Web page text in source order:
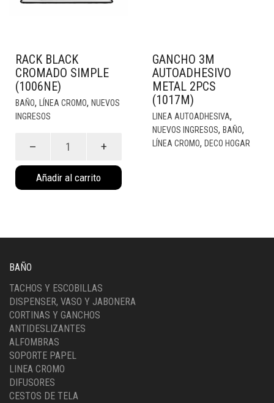
RACK BLACK
CROMADO SIMPLE
(1006NE)
BAÑO, LÍNEA CROMO, NUEVOS
INGRESOS
Cromado
Simple
(1006Ne)
Añadir al carrito
GANCHO 3M
AUTOADHESIVO
METAL 2PCS
(1017M)
LINEA AUTOADHESIVA,
NUEVOS INGRESOS, BAÑO,
LÍNEA CROMO, DECO HOGAR
BAÑO
TACHOS Y ESCOBILLAS
DISPENSER, VASO Y JABONERA
CORTINAS Y GANCHOS
ANTIDESLIZANTES
ALFOMBRAS
SOPORTE PAPEL
LINEA CROMO
DIFUSORES
CESTOS DE TELA